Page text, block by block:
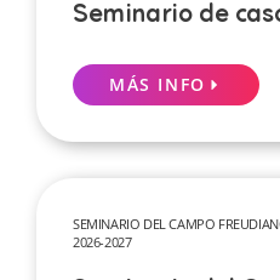
Seminario de
MÁS INFO
SEMINARIO DEL CAMPO
2026-2027